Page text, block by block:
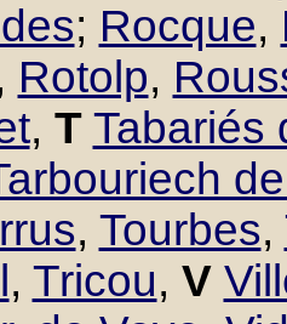
; Rocque,
Rotolp,
, T Tabariés
, Tourbes,
, Tricou, V